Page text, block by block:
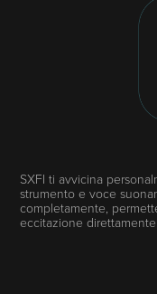
SXFI ti avvicina
strumento e voce
completamente,
eccitazione